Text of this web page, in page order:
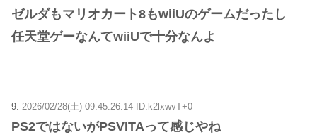
ゼルダもマリオカート8もwiiUのゲームだったし
任天堂ゲーなんてwiiUで十分なんよ
9: 2026/02/28(土) 09:45:26.14 ID:k2lxwvT+0
PS2ではないがPSVITAって感じやね